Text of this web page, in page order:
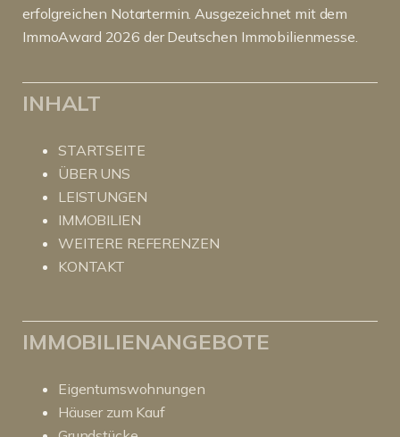
erfolgreichen Notartermin. Ausgezeichnet mit dem
ImmoAward 2026 der Deutschen Immobilienmesse.
INHALT
STARTSEITE
ÜBER UNS
LEISTUNGEN
IMMOBILIEN
WEITERE REFERENZEN
KONTAKT
IMMOBILIENANGEBOTE
Eigentumswohnungen
Häuser zum Kauf